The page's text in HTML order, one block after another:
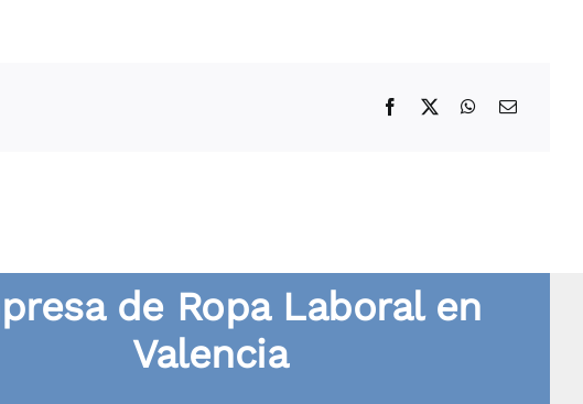
de Ropa Laboral en
Valencia